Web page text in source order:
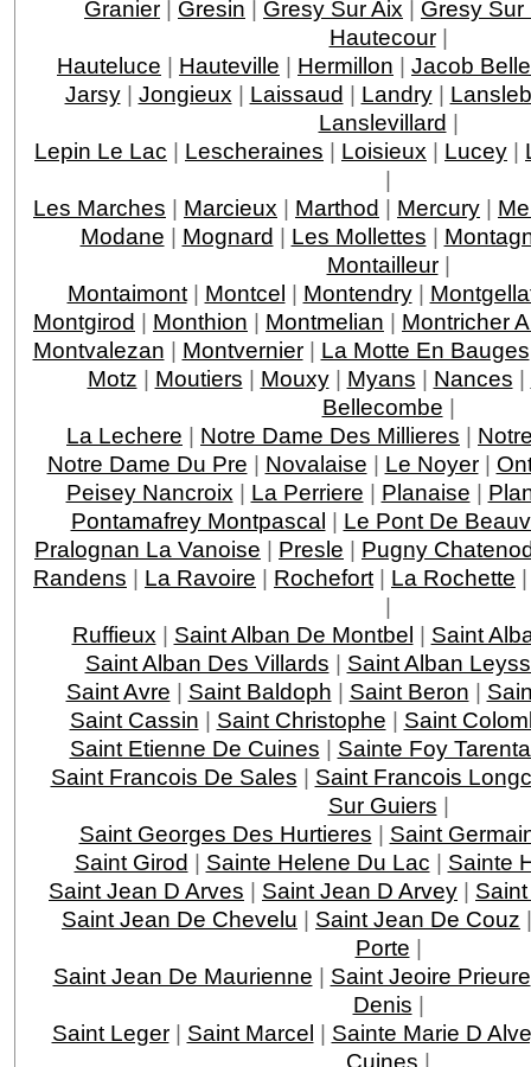
Granier | Gresin | Gresy Sur Aix | Gresy Sur
Hautecour|
Hauteluce | Hauteville | Hermillon | Jacob
Jarsy| Jongieux | Laissaud | Landry|
Lanslevillard |
Lepin Le Lac | Lescheraines | Loisieux | Lucey |
|
Les Marches | Marcieux | Marthod | Mercury |
Modane | Mognard | Les Mollettes |
Montailleur|
Montaimont| Montcel | Montendry|
Montgirod | Monthion | Montmelian | Montricher
Montvalezan | Montvernier| La Motte En Bauges
Motz | Moutiers | Mouxy| Myans | Nances |
Bellecombe |
La Lechere | Notre Dame Des Millieres |
Notre Dame Du Pre | Novalaise | Le Noyer|
Peisey Nancroix | La Perriere | Planaise |
Pontamafrey Montpascal | Le Pont De
Pralognan La Vanoise | Presle | Pugny
Randens | La Ravoire | Rochefort | La Rochette
|
Ruffieux | Saint Alban De Montbel | Saint
Saint Alban Des Villards | Saint Alban
Saint Avre | Saint Baldoph | Saint Beron |
Saint Cassin | Saint Christophe | Saint
Saint Etienne De Cuines | Sainte Foy
Saint Francois De Sales | Saint Francois
Sur Guiers |
Saint Georges Des Hurtieres | Saint
Saint Girod | Sainte Helene Du Lac | Sainte
Saint Jean D Arves | Saint Jean D Arvey |
Saint Jean De Chevelu | Saint Jean De Couz
Porte |
Saint Jean De Maurienne | Saint Jeoire Prieure
Denis |
Saint Leger| Saint Marcel | Sainte Marie D
Cuines |